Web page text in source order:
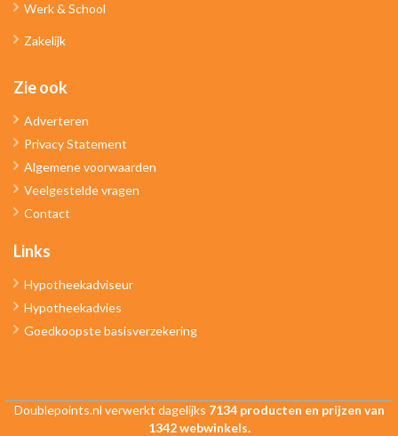
Werk & School
Zakelijk
Zie ook
Adverteren
Privacy Statement
Algemene voorwaarden
Veelgestelde vragen
Contact
Links
Hypotheekadviseur
Hypotheekadvies
Goedkoopste basisverzekering
Doublepoints.nl verwerkt dagelijks 7134 producten en prijzen van
1342 webwinkels.